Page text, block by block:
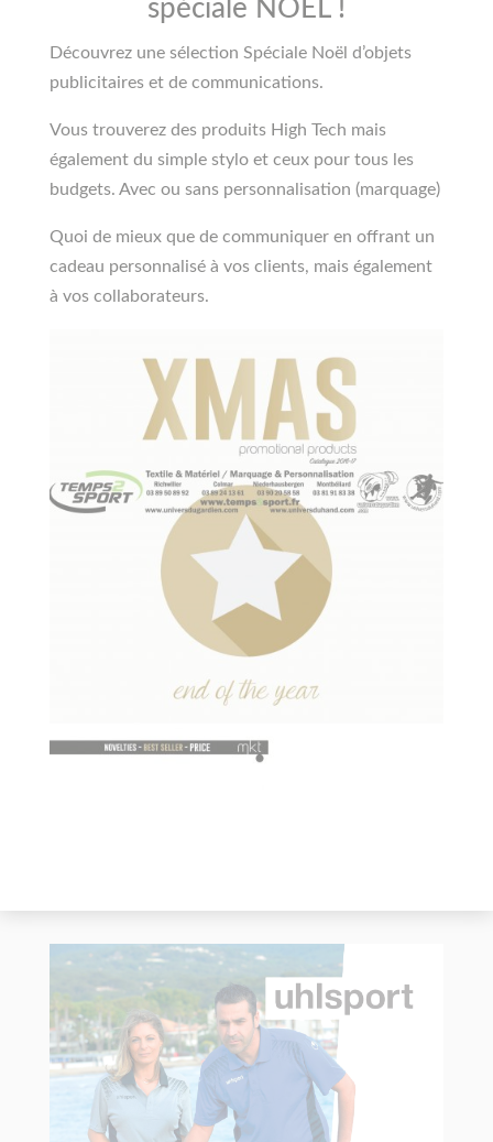
spéciale NOËL !
Découvrez une sélection Spéciale Noël d’objets
publicitaires et de communications.
Vous trouverez des produits High Tech mais
également du simple stylo et ceux pour tous les
budgets. Avec ou sans personnalisation (marquage)
Quoi de mieux que de communiquer en offrant un
cadeau personnalisé à vos clients, mais également
à vos collaborateurs.